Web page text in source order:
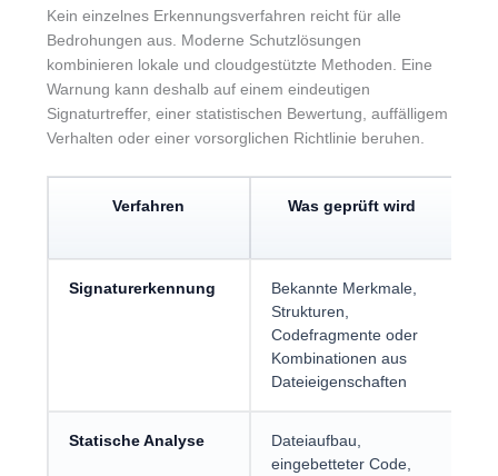
Kein einzelnes Erkennungsverfahren reicht für alle
Bedrohungen aus. Moderne Schutzlösungen
kombinieren lokale und cloudgestützte Methoden. Eine
Warnung kann deshalb auf einem eindeutigen
Signaturtreffer, einer statistischen Bewertung, auffälligem
Verhalten oder einer vorsorglichen Richtlinie beruhen.
Verfahren Was geprüft wird
Signaturerkennung
Bekannte Merkmale,
Strukturen,
Codefragmente oder
Kombinationen aus
Dateieigenschaften
Statische Analyse
Dateiaufbau,
eingebetteter Code,